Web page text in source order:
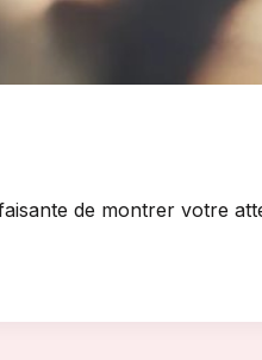
de montrer votre